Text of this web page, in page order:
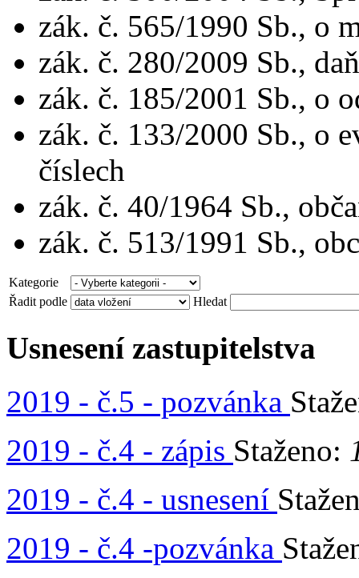
zák. č. 565/1990 Sb., o
zák. č. 280/2009 Sb.,
zák. č. 185/2001 Sb., o
zák. č. 133/2000 Sb., o
číslech
zák. č. 40/1964 Sb.,
zák. č. 513/1991 Sb.,
Kategorie
Řadit podle
Hledat
Usnesení zastupitelstva
2019 - č.5 - pozvánka
2019 - č.4 - zápis Staženo:
2019 - č.4 - usnesení
2019 - č.4 -pozvánka